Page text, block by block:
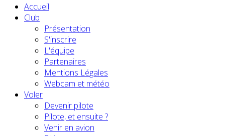
Accueil
Club
Présentation
S'inscrire
L'équipe
Partenaires
Mentions Légales
Webcam et météo
Voler
Devenir pilote
Pilote, et ensuite ?
Venir en avion